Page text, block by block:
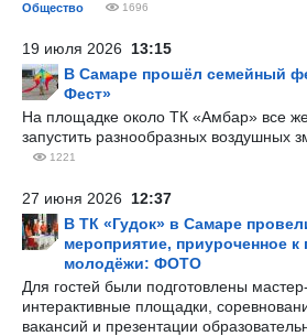
Общество 1696
19 июля 2026 13:15
В Самаре прошёл семейный
Фест»
На площадке около ТК «Амбар» все
запустить разнообразных воздушных
1221
27 июня 2026 12:37
В ТК «Гудок» в Самаре
мероприятие, приуроченное
молодёжи: ФОТО
Для гостей были подготовлены
интерактивные площадки,
вакансий и презентации